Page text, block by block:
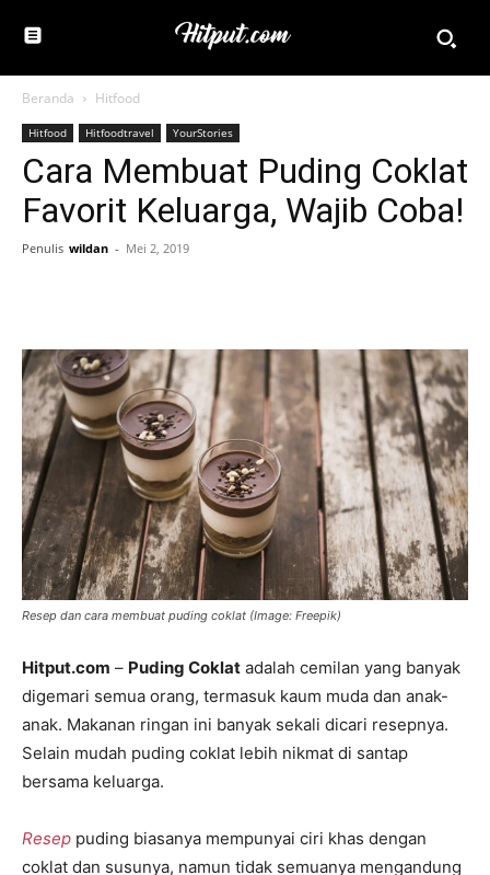
Beranda Hitfood
Hitfood Hitfoodtravel YourStories
Cara Membuat Puding Coklat
Favorit Keluarga, Wajib Coba!
Penulis wildan - Mei 2, 2019
Resep dan cara membuat puding coklat (Image: Freepik)
Hitput.com – Puding Coklat adalah cemilan yang banyak
digemari semua orang, termasuk kaum muda dan anak-
anak. Makanan ringan ini banyak sekali dicari resepnya.
Selain mudah puding coklat lebih nikmat di santap
bersama keluarga.
Resep puding biasanya mempunyai ciri khas dengan
coklat dan susunya, namun tidak semuanya mengandung